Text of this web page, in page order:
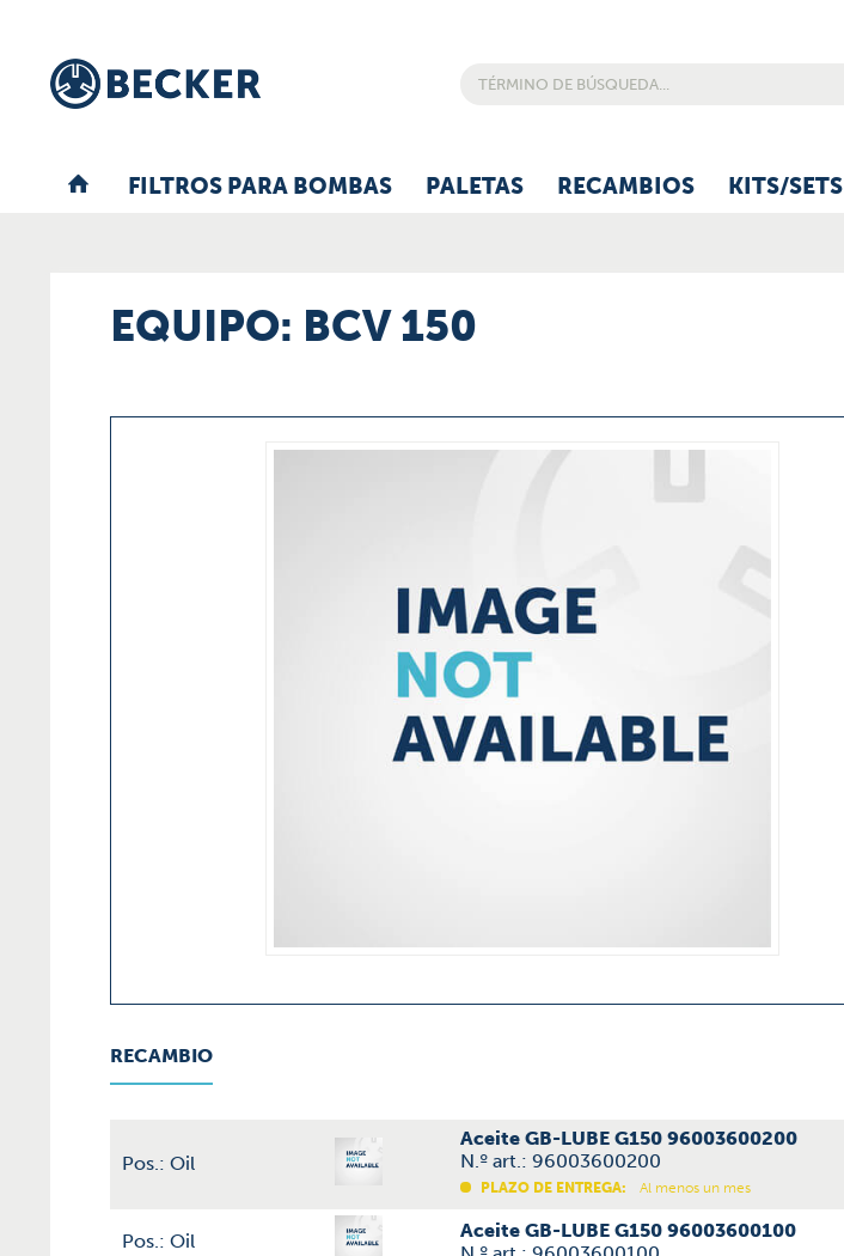
FILTROS PARA BOMBAS PALETAS RECAMBIOS KITS/SETS
EQUIPO: BCV 150
RECAMBIO
Pos.: Oil
Aceite GB-LUBE G150 96003600200
N.º art.: 96003600200
PLAZO DE ENTREGA: Al menos un mes
Pos.: Oil
Aceite GB-LUBE G150 96003600100